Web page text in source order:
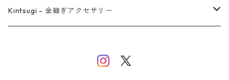
バングル
イヤーカフ
ネックレス
ネックレス
リング
Kintsugi - 金継ぎアクセサリー